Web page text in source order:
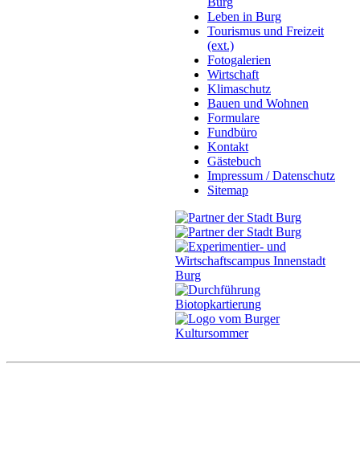
Leben in Burg
Tourismus und Freizeit
(ext.)
Fotogalerien
Wirtschaft
Klimaschutz
Bauen und Wohnen
Formulare
Fundbüro
Kontakt
Gästebuch
Impressum / Datenschutz
Sitemap